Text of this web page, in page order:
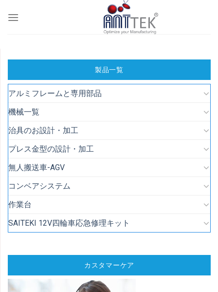
製品一覧
アルミフレームと専用部品
機械一覧
治具のお設計・加工
プレス金型の設計・加工
無人搬送車-AGV
コンベアシステム
作業台
SAITEKI 12V四輪車応急修理キット
カスタマーケア